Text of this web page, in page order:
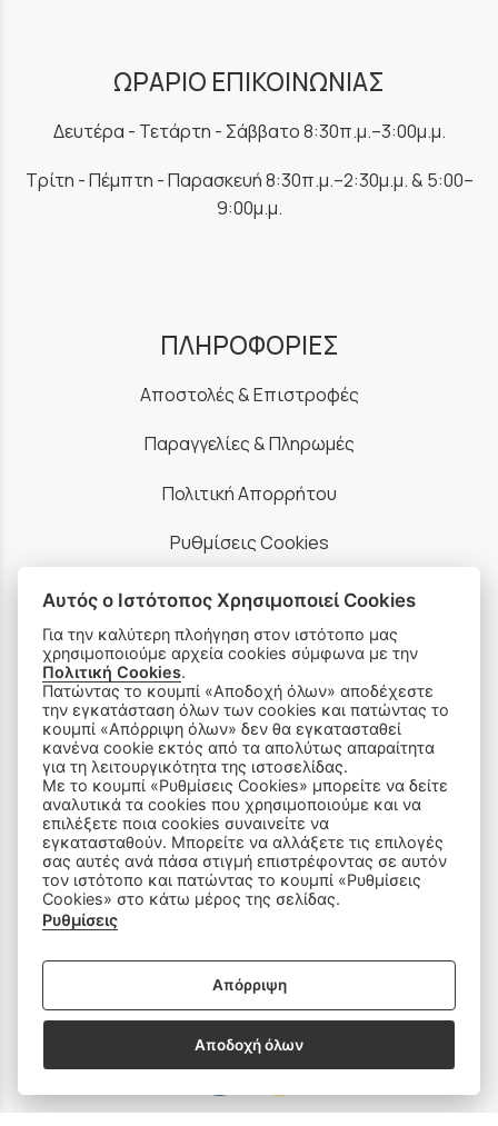
ΩΡΑΡΙΟ ΕΠΙΚΟΙΝΩΝΙΑΣ
Δευτέρα - Τετάρτη - Σάββατο 8:30π.μ.–3:00μ.μ.
Τρίτη - Πέμπτη - Παρασκευή 8:30π.μ.–2:30μ.μ. & 5:00–
9:00μ.μ.
ΠΛΗΡΟΦΟΡΙΕΣ
Αποστολές & Επιστροφές
Παραγγελίες & Πληρωμές
Πολιτική Απορρήτου
Ρυθμίσεις Cookies
Όροι Χρήσης & Ασφάλεια
ΠΡΟΪΟΝΤΑ
Ραπτομηχανές
Οικιακός Εξοπλισμός
Είδη Ραπτικής
SOCIAL MEDIA
Αυτός ο Ιστότοπος Χρησιμοποιεί Cookies
Για την καλύτερη πλοήγηση στον ιστότοπο μας
χρησιμοποιούμε αρχεία cookies σύμφωνα με την
Πολιτική Cookies.
Πατώντας το κουμπί «Αποδοχή όλων» αποδέχεστε
την εγκατάσταση όλων των cookies και πατώντας το
κουμπί «Απόρριψη όλων» δεν θα εγκατασταθεί
κανένα cookie εκτός από τα απολύτως απαραίτητα
για τη λειτουργικότητα της ιστοσελίδας.
Με το κουμπί «Ρυθμίσεις Cookies» μπορείτε να δείτε
αναλυτικά τα cookies που χρησιμοποιούμε και να
επιλέξετε ποια cookies συναινείτε να
εγκατασταθούν. Μπορείτε να αλλάξετε τις επιλογές
σας αυτές ανά πάσα στιγμή επιστρέφοντας σε αυτόν
τον ιστότοπο και πατώντας το κουμπί «Ρυθμίσεις
Cookies» στο κάτω μέρος της σελίδας.
Ρυθμίσεις
Απόρριψη
Αποδοχή όλων